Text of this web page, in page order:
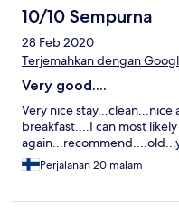
10/10 Sempurna
28 Feb 2020
Terjemahkan dengan
Very good....
Very nice
breakfast....I can most
Perjalanan 20 malam